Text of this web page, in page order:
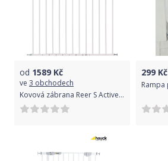
od 1589 Kč
ve 3 obchodech
Kovová zábrana Reer S Active-Lock
299 Kč